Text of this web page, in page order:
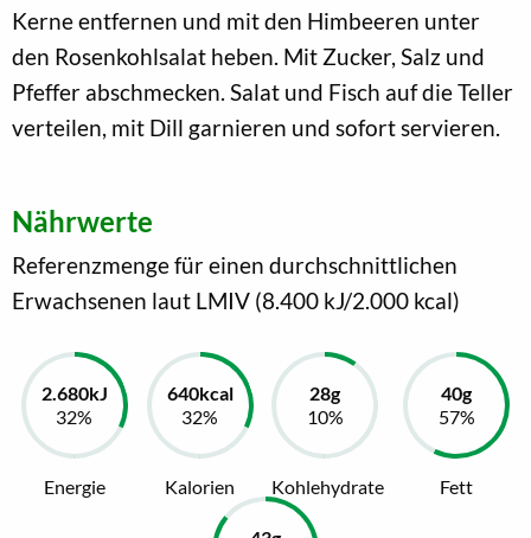
Kerne entfernen und mit den Himbeeren unter
den Rosenkohlsalat heben. Mit Zucker, Salz und
Pfeffer abschmecken. Salat und Fisch auf die Teller
verteilen, mit Dill garnieren und sofort servieren.
Nährwerte
Referenzmenge für einen durchschnittlichen
Erwachsenen laut LMIV (8.400 kJ/2.000 kcal)
Energie Kalorien Kohlehydrate Fett